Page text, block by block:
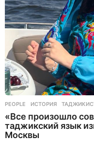
д
PEOPLE ИСТОРИЯ ,
«Все произошло
таджикский язык
Москвы